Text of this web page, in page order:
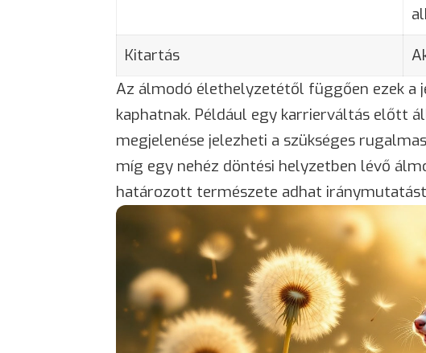
Kitartás
Az álmodó élethelyzetétől függően ezek a
kaphatnak. Például egy karrierváltás előtt
megjelenése jelezheti a szükséges
míg egy nehéz döntési helyzetben lévő
határozott természete adhat